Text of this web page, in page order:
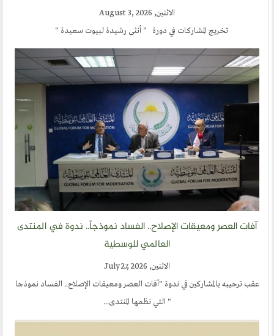
روابط اخرى
أخبار العالم الاسلامي
التدريب
جديد المؤتمرات
خطب الجمعة
طلب توظيف
مشاركات القراء
مواقع صديقة
منتديات الوسطية اخر الاخبار
المنتدى في الاعلام
أرسل لنا
ارسل مقالآ ارسل خبر
الاثنين, August 3, 2026
تخريج المشاركات في دورة " أنثى رشيدة لبيوت سعيدة "
آفات العصر ومعيقات الإصلاح.. الفساد نموذجاً.. ندوة في المنتدى
العالمي للوسطية
الاثنين, July 27, 2026
عقب ترحيبه بالمشاركين في ندوة "آفات العصر ومعيقات الإصلاح.. الفساد نموذجا
" التي نظمها المنتدى...